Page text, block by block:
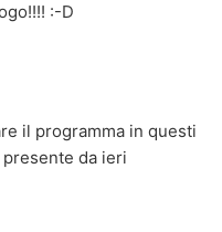
:-D
il programma in questi
da ieri